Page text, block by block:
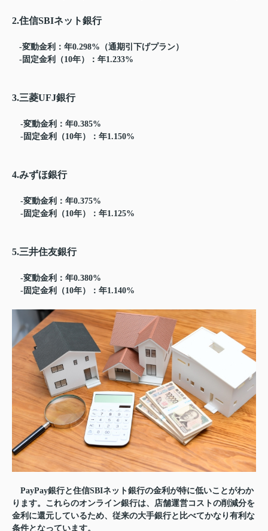
2.住信SBIネット銀行
-変動金利：年0.298%（通期引下げプラン）
-固定金利（10年）：年1.233%
3.三菱UFJ銀行
-変動金利：年0.385%
-固定金利（10年）：年1.150%
4.みずほ銀行
-変動金利：年0.375%
-固定金利（10年）：年1.125%
5.三井住友銀行
-変動金利：年0.380%
-固定金利（10年）：年1.140%
PayPay銀行と住信SBIネット銀行の金利が特に低いことがわか
ります。これらのオンライン銀行は、店舗運営コストの削減分を
金利に還元しているため、従来の大手銀行と比べてかなり有利な
条件となっています。